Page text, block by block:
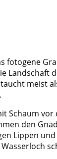
fotogene
Landschaft
taucht meist
Schaum vor
den
Lippen